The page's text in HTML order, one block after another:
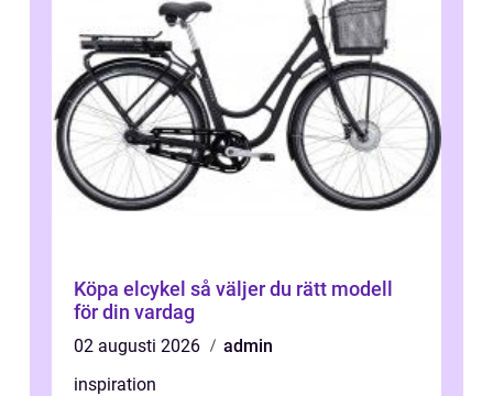
Köpa elcykel så väljer du rätt modell
för din vardag
02 augusti 2026
admin
inspiration